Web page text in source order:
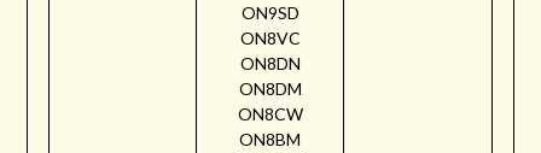
ON9SD
ON8VC
ON8DN
ON8DM
ON8CW
ON8BM